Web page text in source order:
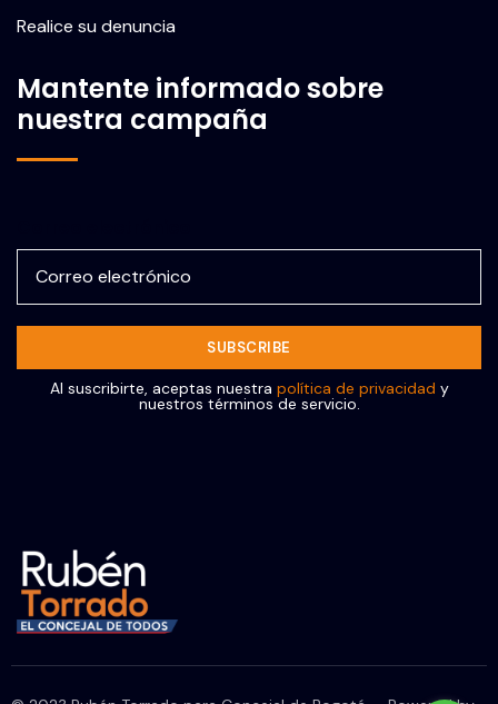
Realice su denuncia
Mantente informado sobre
nuestra campaña
Al suscribirte, aceptas nuestra política de privacidad y
nuestros términos de servicio.